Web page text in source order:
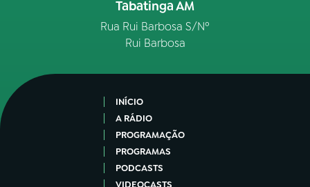
Tabatinga AM
Rua Rui Barbosa S/Nº
Rui Barbosa
INÍCIO
A RÁDIO
PROGRAMAÇÃO
PROGRAMAS
PODCASTS
VIDEOCASTS